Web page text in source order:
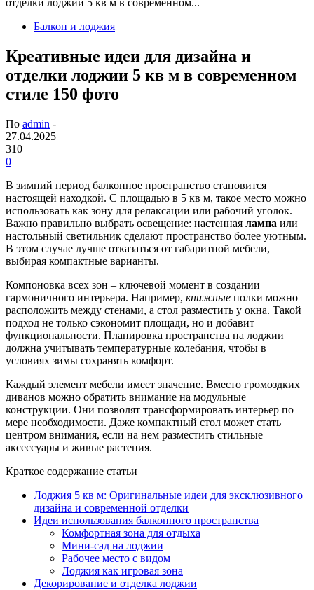
отделки лоджии 5 кв м в современном...
Балкон и лоджия
Креативные идеи для дизайна и
отделки лоджии 5 кв м в современном
стиле 150 фото
По admin -
27.04.2025
310
0
В зимний период балконное пространство становится
настоящей находкой. С площадью в 5 кв м, такое место можно
использовать как зону для релаксации или рабочий уголок.
Важно правильно выбрать освещение: настенная лампа или
настольный светильник сделают пространство более уютным.
В этом случае лучше отказаться от габаритной мебели,
выбирая компактные варианты.
Компоновка всех зон – ключевой момент в создании
гармоничного интерьера. Например, книжные полки можно
расположить между стенами, а стол разместить у окна. Такой
подход не только сэкономит площади, но и добавит
функциональности. Планировка пространства на лоджии
должна учитывать температурные колебания, чтобы в
условиях зимы сохранять комфорт.
Каждый элемент мебели имеет значение. Вместо громоздких
диванов можно обратить внимание на модульные
конструкции. Они позволят трансформировать интерьер по
мере необходимости. Даже компактный стол может стать
центром внимания, если на нем разместить стильные
аксессуары и живые растения.
Краткое содержание статьи
Лоджия 5 кв м: Оригинальные идеи для эксклюзивного
дизайна и современной отделки
Идеи использования балконного пространства
Комфортная зона для отдыха
Мини-сад на лоджии
Рабочее место с видом
Лоджия как игровая зона
Декорирование и отделка лоджии